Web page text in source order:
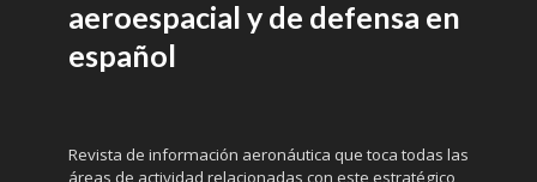
aeroespacial y de defensa en
español
Revista de información aeronáutica que toca todas las
áreas de actividad relacionadas con este estratégico